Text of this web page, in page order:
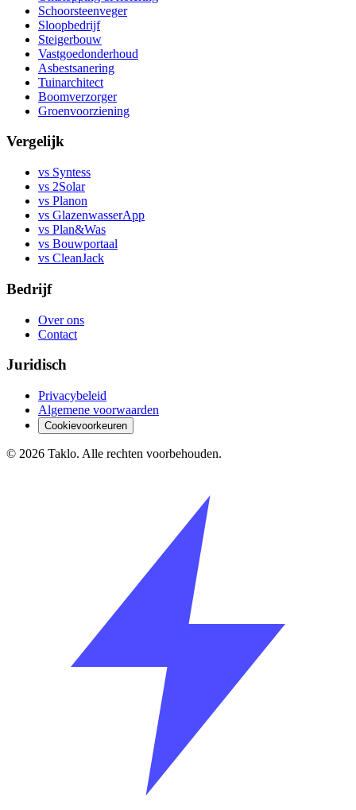
Schoorsteenveger
Sloopbedrijf
Steigerbouw
Vastgoedonderhoud
Asbestsanering
Tuinarchitect
Boomverzorger
Groenvoorziening
Vergelijk
vs Syntess
vs 2Solar
vs Planon
vs GlazenwasserApp
vs Plan&Was
vs Bouwportaal
vs CleanJack
Bedrijf
Over ons
Contact
Juridisch
Privacybeleid
Algemene voorwaarden
Cookievoorkeuren
© 2026 Taklo. Alle rechten voorbehouden.